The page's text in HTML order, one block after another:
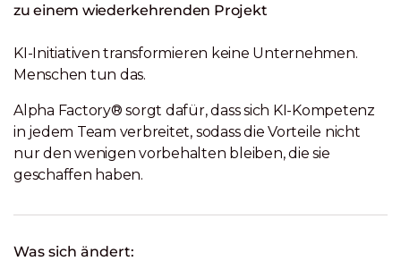
zu einem wiederkehrenden Projekt
KI-Initiativen transformieren keine Unternehmen.
Menschen tun das.
Alpha Factory® sorgt dafür, dass sich KI-Kompetenz
in jedem Team verbreitet, sodass die Vorteile nicht
nur den wenigen vorbehalten bleiben, die sie
geschaffen haben.
Was sich ändert: